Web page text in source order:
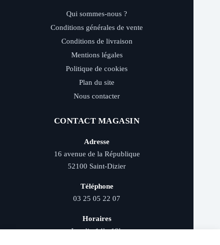
Qui sommes-nous ?
Conditions générales de vente
Conditions de livraison
Mentions légales
Politique de cookies
Plan du site
Nous contacter
CONTACT MAGASIN
Adresse
16 avenue de la République
52100 Saint-Dizier
Téléphone
03 25 05 22 07
Horaires
Lundi : 14h–19h